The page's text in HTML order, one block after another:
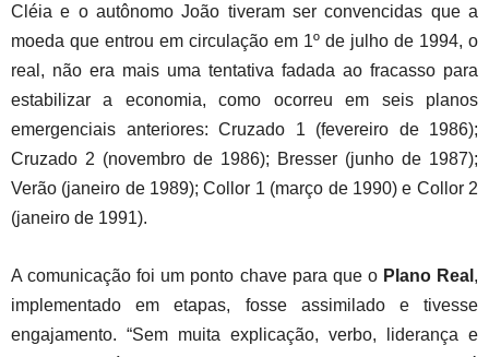
Cléia e o autônomo João tiveram ser convencidas que a
moeda que entrou em circulação em 1º de julho de 1994, o
real, não era mais uma tentativa fadada ao fracasso para
estabilizar a economia, como ocorreu em seis planos
emergenciais anteriores: Cruzado 1 (fevereiro de 1986);
Cruzado 2 (novembro de 1986); Bresser (junho de 1987);
Verão (janeiro de 1989); Collor 1 (março de 1990) e Collor 2
(janeiro de 1991).
A comunicação foi um ponto chave para que o Plano Real ,
implementado em etapas, fosse assimilado e tivesse
engajamento. “Sem muita explicação, verbo, liderança e